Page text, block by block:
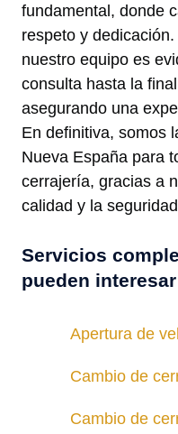
fundamental, donde
respeto y
nuestro equipo es
consulta hasta la
asegurando una
En definitiva, somos
Nueva España para
cerrajería, gracias a
calidad y la
Servicios
pueden interesar
Apertura de
Cambio de
Cambio de